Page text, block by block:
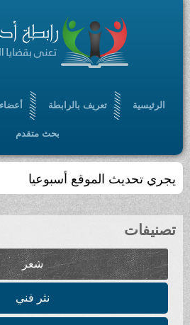
الرئيسية تعريف بالرابطة أعضاء
بحث متقدم
يجري تحديث الموقع أسبوعيا
تصنيفات
شعر
نثر فني